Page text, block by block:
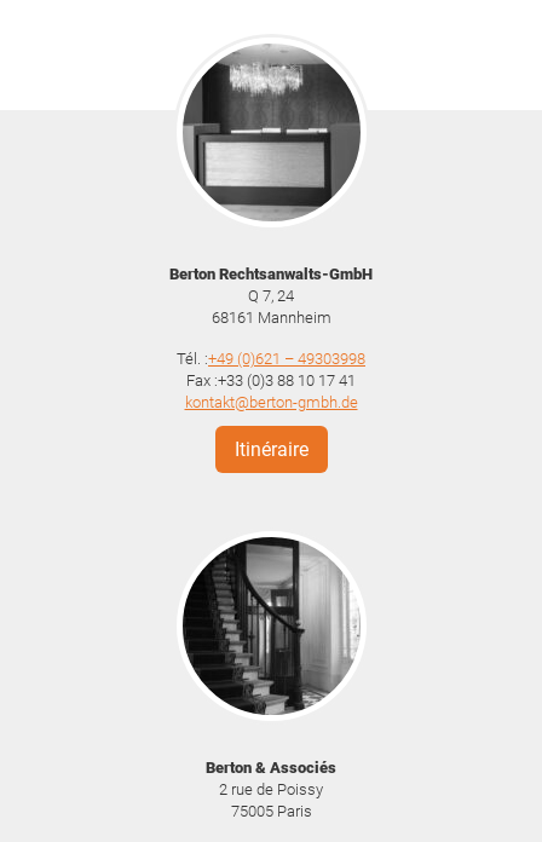
Berton Rechtsanwalts-GmbH
Q 7, 24
68161 Mannheim
Tél. :+49 (0)621 – 49303998
Fax :+33 (0)3 88 10 17 41
kontakt@berton-gmbh.de
Itinéraire
Berton & Associés
2 rue de Poissy
75005 Paris